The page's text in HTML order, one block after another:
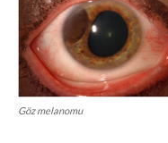
Göz melanomu